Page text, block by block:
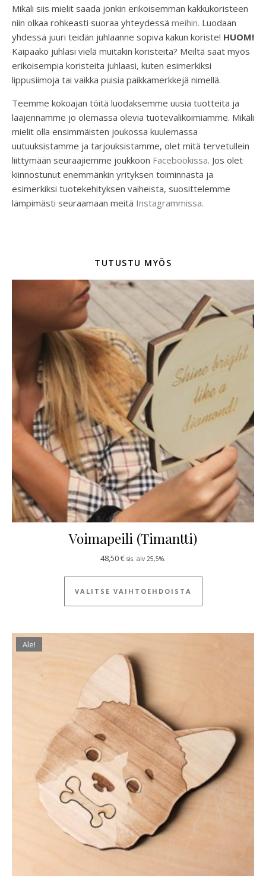
Mikäli siis mielit saada jonkin erikoisemman kakkukoristeen
niin olkaa rohkeasti suoraa yhteydessä meihin. Luodaan
yhdessä juuri teidän juhlaanne sopiva kakun koriste! HUOM!
Kaipaako juhlasi vielä muitakin koristeita? Meiltä saat myös
erikoisempia koristeita juhlaasi, kuten esimerkiksi
lippusiimoja tai vaikka puisia paikkamerkkejä nimellä.
Teemme kokoajan töitä luodaksemme uusia tuotteita ja
laajennamme jo olemassa olevia tuotevalikoimiamme. Mikäli
mielit olla ensimmäisten joukossa kuulemassa
uutuuksistamme ja tarjouksistamme, olet mitä tervetullein
liittymään seuraajiemme joukkoon Facebookissa. Jos olet
kiinnostunut enemmänkin yrityksen toiminnasta ja
esimerkiksi tuotekehityksen vaiheista, suosittelemme
lämpimästi seuraamaan meitä Instagrammissa.
TUTUSTU MYÖS
Voimapeili (Timantti)
48,50€ sis. alv 25,5%.
VALITSE VAIHTOEHDOISTA
Tällä tuotteella
Ale!